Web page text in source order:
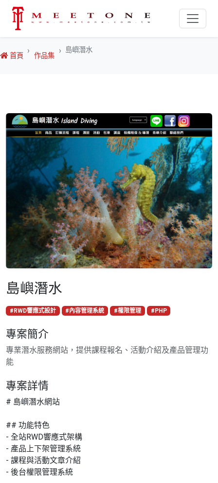
首頁 作品集
島嶼潛水
島嶼潛水
#RWD響應式設計 #內容管理系統 #權限管理 #PHP
專案簡介
專業潛水服務網站，提供課程報名、活動介紹及產品管理功
能
專案詳情
# 島嶼潛水網站
## 功能特色
- 全站RWD響應式架構
- 產品上下架管理系統
- 課程與活動文章介紹
- 後台權限管理系統